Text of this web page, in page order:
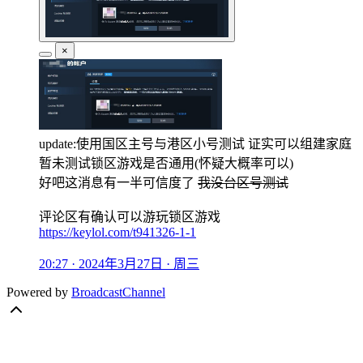
×
update:使用国区主号与港区小号测试 证实可以组建家庭
暂未测试锁区游戏是否通用(怀疑大概率可以)
好吧这消息有一半可信度了 我没台区号测试
评论区有确认可以游玩锁区游戏
https://keylol.com/t941326-1-1
20:27 · 2024年3月27日 · 周三
Powered by BroadcastChannel